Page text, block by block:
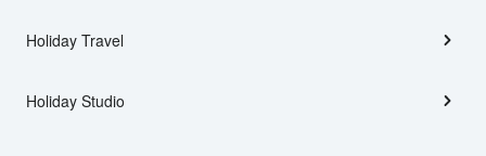
Holiday Travel
Holiday Studio